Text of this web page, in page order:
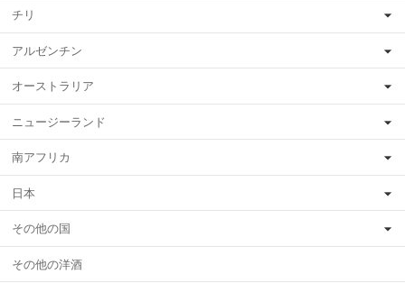
チリ
アルゼンチン
オーストラリア
ニュージーランド
南アフリカ
日本
その他の国
その他の洋酒